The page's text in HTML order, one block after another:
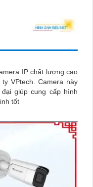
IP chất lượng cao
Camera này
giúp cung cấp hình
tốt